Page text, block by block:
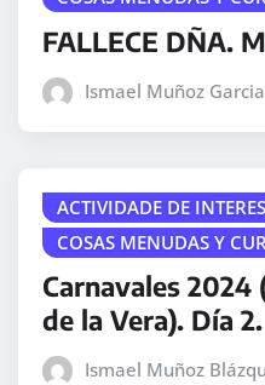
FALLECE DÑA.
Ismael Muñoz Garcia
ACTIVIDADE DE INTERES
COSAS MENUDAS Y
Carnavales 2024
de la Vera). Día 2.
Ismael Muñoz